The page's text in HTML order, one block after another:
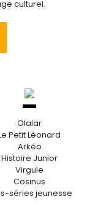
culturel.
Olalar
Petit Léonard
Arkéo
Histoire Junior
Virgule
Cosinus
séries jeunesse